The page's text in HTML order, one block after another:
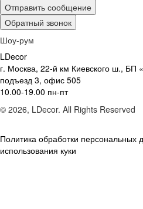
Отправить сообщение
Обратный звонок
Шоу-рум
LDecor
г. Москва, 22-й км Киевского ш., БП
подъезд 3, офис 505
10.00-19.00 пн-пт
© 2026, LDecor. All Rights Reserved
Политика обработки персональных
использования куки